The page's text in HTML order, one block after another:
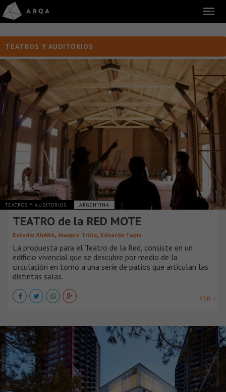
TEATROS Y AUDITORIOS
TEATROS Y AUDITORIOS ARGENTINA
TEATRO de la RED MOTE
Estudio XhARA, Joaquín Trillo, Eduardo Tapia
La propuesta para el Teatro de la Red, consiste en un
edificio vivencial que se descubre por medio de la
circulación en torno a una serie de patios que articulan las
distintas salas.
VER +